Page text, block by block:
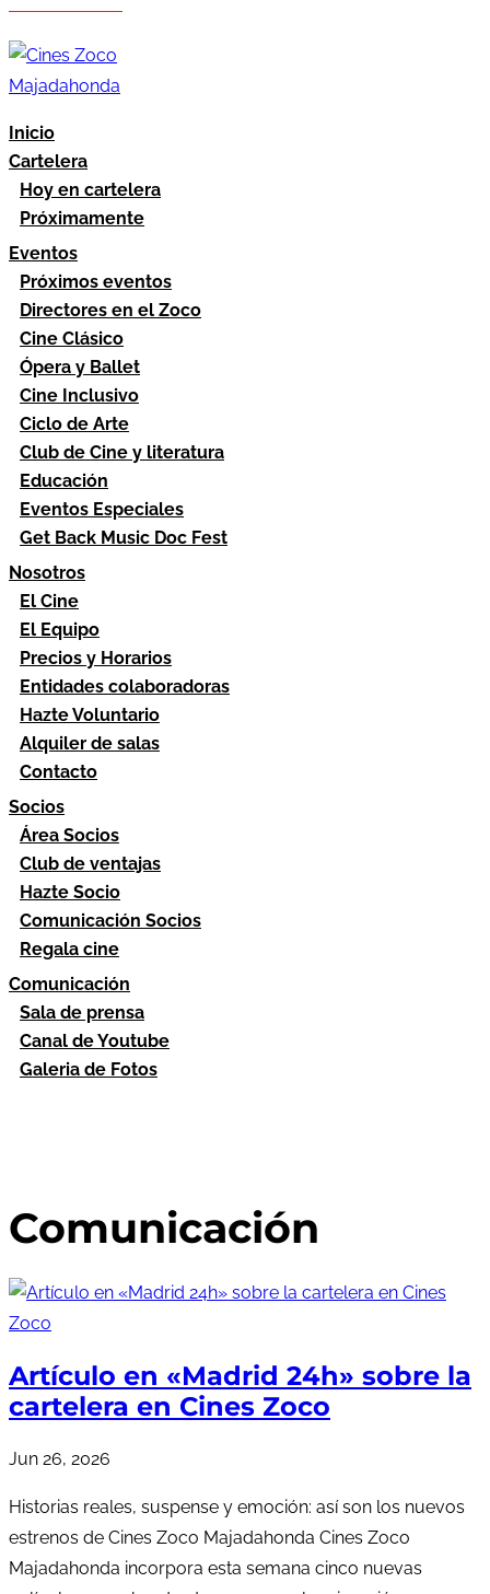
Inicio
Cartelera
Hoy en cartelera
Próximamente
Eventos
Próximos eventos
Directores en el Zoco
Cine Clásico
Ópera y Ballet
Cine Inclusivo
Ciclo de Arte
Club de Cine y literatura
Educación
Eventos Especiales
Get Back Music Doc Fest
Nosotros
El Cine
El Equipo
Precios y Horarios
Entidades colaboradoras
Hazte Voluntario
Alquiler de salas
Contacto
Socios
Área Socios
Club de ventajas
Hazte Socio
Comunicación Socios
Regala cine
Comunicación
Sala de prensa
Canal de Youtube
Galeria de Fotos
Comunicación
Artículo en «Madrid 24h» sobre la
cartelera en Cines Zoco
Jun 26, 2026
Historias reales, suspense y emoción: así son los nuevos
estrenos de Cines Zoco Majadahonda Cines Zoco
Majadahonda incorpora esta semana cinco nuevas